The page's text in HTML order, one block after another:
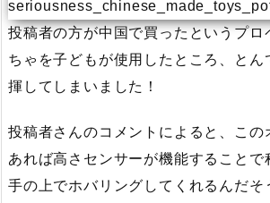
投稿者の方が中国で買ったというプロ
ちゃを子どもが使用したところ、とん
揮してしまいました！
投稿者さんのコメントによると、この
あれば高さセンサーが機能することで
手の上でホバリングしてくれるんだそ